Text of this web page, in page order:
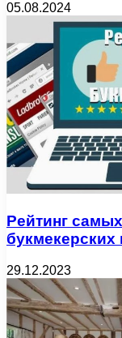
05.08.2024
Рейтинг
букмекерских
29.12.2023